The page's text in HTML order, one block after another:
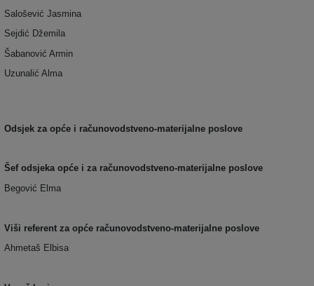
Salošević Jasmina
Sejdić Džemila
Šabanović Armin
Uzunalić Alma
Odsjek za opće i računovodstveno-materijalne poslove
Šef odsjeka opće i za računovodstveno-materijalne poslove
Begović Elma
Viši referent za opće računovodstveno-materijalne poslove
Ahmetaš Elbisa